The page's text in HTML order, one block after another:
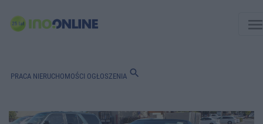
PRACA NIERUCHOMOŚCI OGŁOSZENIA search